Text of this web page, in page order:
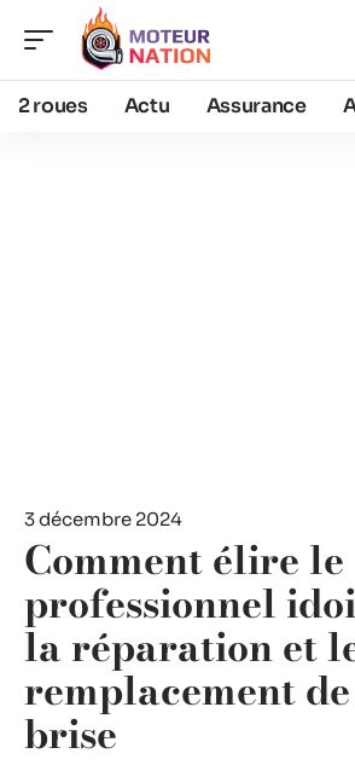
2 roues Actu Assurance
3 décembre 2024
Comment élire le
professionnel
la réparation et
remplacement
brise